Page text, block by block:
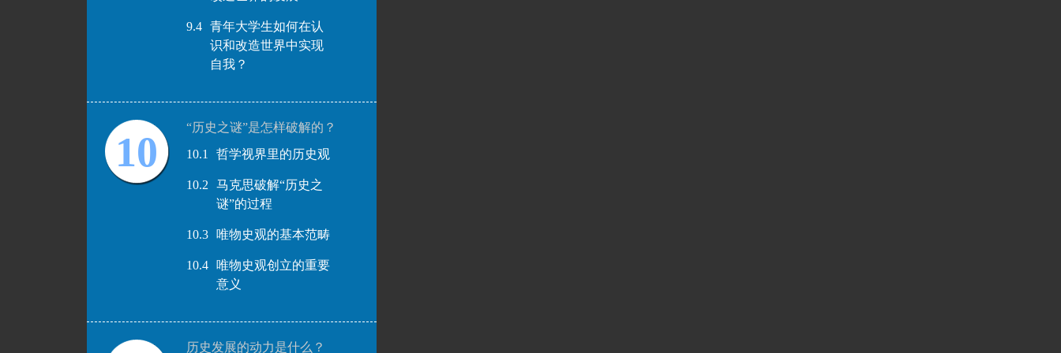
9.4
青年大学生如何在认
识和改造世界中实现
自我？
10
“历史之谜”是怎样破解的？
10.1
哲学视界里的历史观
10.2
马克思破解“历史之
谜”的过程
10.3 唯物史观的基本范畴
10.4
唯物史观创立的重要
意义
历史发展的动力是什么？